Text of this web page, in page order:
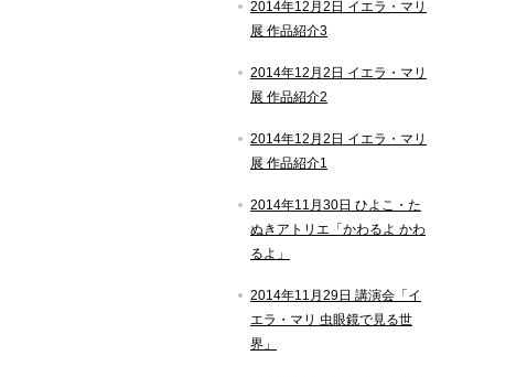
2014年12月2日 イエラ・マリ
展 作品紹介3
2014年12月2日 イエラ・マリ
展 作品紹介2
2014年12月2日 イエラ・マリ
展 作品紹介1
2014年11月30日 ひよこ・た
ぬきアトリエ「かわるよ かわ
るよ」
2014年11月29日 講演会「イ
エラ・マリ 虫眼鏡で見る世
界」